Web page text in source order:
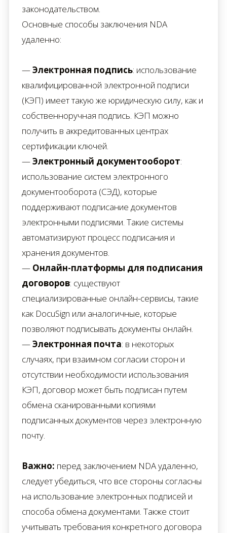
законодательством.
Основные способы заключения NDA
удаленно:
—Электронная подпись: использование
квалифицированной электронной подписи
(КЭП) имеет такую же юридическую силу, как и
собственноручная подпись. КЭП можно
получить в аккредитованных центрах
сертификации ключей.
—Электронный документооборот:
использование систем электронного
документооборота (СЭД), которые
поддерживают подписание документов
электронными подписями. Такие системы
автоматизируют процесс подписания и
хранения документов.
— Онлайн-платформы для подписания
договоров: существуют
специализированные онлайн-сервисы, такие
как DocuSign или аналогичные, которые
позволяют подписывать документы онлайн.
—Электронная почта: в некоторых
случаях, при взаимном согласии сторон и
отсутствии необходимости использования
КЭП, договор может быть подписан путем
обмена сканированными копиями
подписанных документов через электронную
почту.
Важно: перед заключением NDA удаленно,
следует убедиться, что все стороны согласны
на использование электронных подписей и
способа обмена документами. Также стоит
учитывать требования конкретного договора